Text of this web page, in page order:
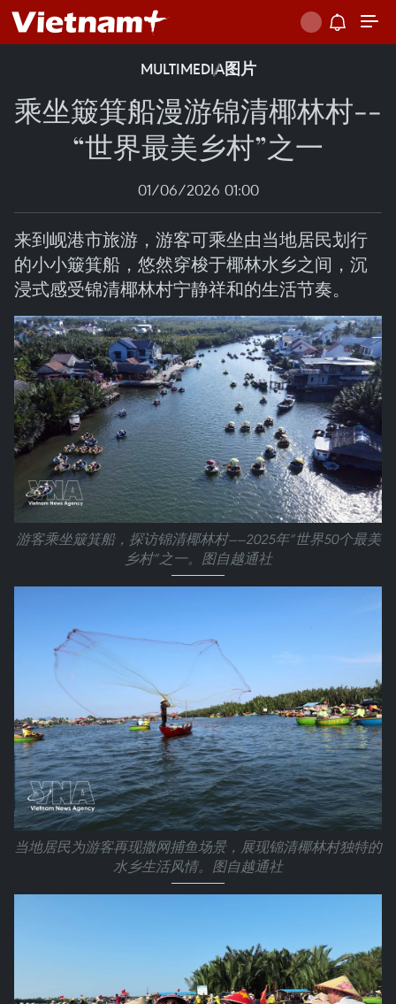
MULTIMEDIA图片
乘坐簸箕船漫游锦清椰林村--
“世界最美乡村”之一
01/06/2026 01:00
来到岘港市旅游，游客可乘坐由当地居民划行
的小小簸箕船，悠然穿梭于椰林水乡之间，沉
浸式感受锦清椰林村宁静祥和的生活节奏。
游客乘坐簸箕船，探访锦清椰林村——2025年“世界50个最美
乡村”之一。图自越通社
当地居民为游客再现撒网捕鱼场景，展现锦清椰林村独特的
水乡生活风情。图自越通社